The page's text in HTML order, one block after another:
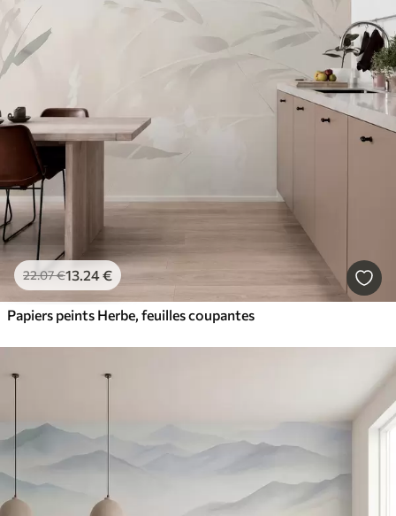
22.07€13.24€
Papiers peints Herbe, feuilles coupantes